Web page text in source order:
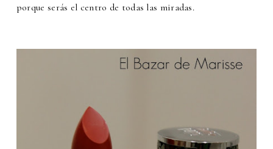
porque serás el centro de todas las miradas.